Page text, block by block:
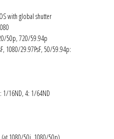
with global shutter
50p, 720/59.94p
1080/29.97PsF, 50/59.94p:
1/16ND, 4: 1/64ND